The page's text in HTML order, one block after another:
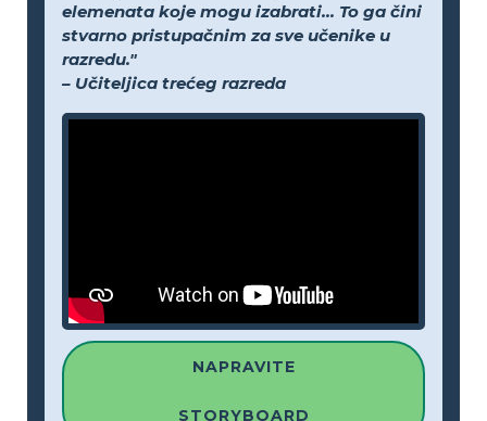
elemenata koje mogu izabrati... To ga čini
stvarno pristupačnim za sve učenike u
razredu."
– Učiteljica trećeg razreda
NAPRAVITE
STORYBOARD